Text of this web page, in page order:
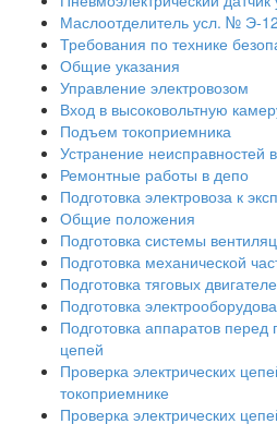
Маслоотделитель усл. № Э-
Требования по технике
Общие указания
Управление электровозом
Вход в высоковольтную
Подъем токоприемника
Устранение неисправностей
Ремонтные работы в депо
Подготовка электровоза к
Общие положения
Подготовка системы
Подготовка механической
Подготовка тяговых
Подготовка
Подготовка аппаратов перед
цепей
Проверка электрических
токоприемнике
Проверка электрических